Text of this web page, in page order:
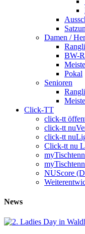
Damen /
BW-
Pokal
Senioren
Click-TT
click-tt
click-tt
click-tt
Click-tt nu
NUScore
News